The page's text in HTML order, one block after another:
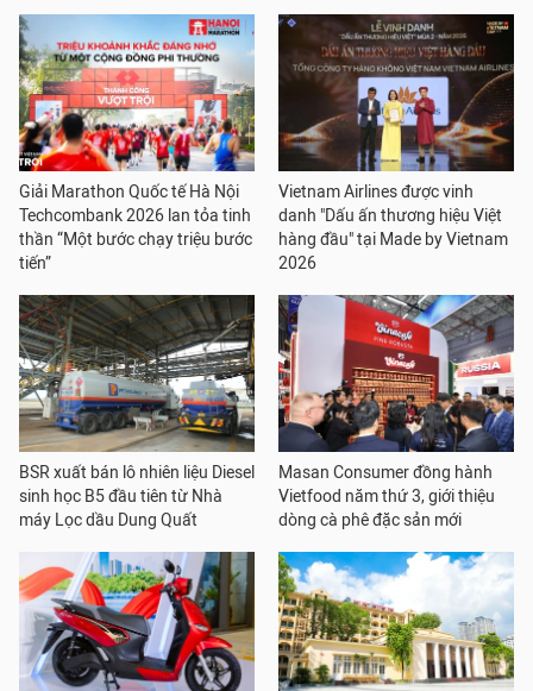
Giải Marathon Quốc tế Hà Nội
Techcombank 2026 lan tỏa tinh
thần “Một bước chạy triệu bước
tiến”
Vietnam Airlines được vinh
danh "Dấu ấn thương hiệu Việt
hàng đầu" tại Made by Vietnam
2026
BSR xuất bán lô nhiên liệu Diesel
sinh học B5 đầu tiên từ Nhà
máy Lọc dầu Dung Quất
Masan Consumer đồng hành
Vietfood năm thứ 3, giới thiệu
dòng cà phê đặc sản mới